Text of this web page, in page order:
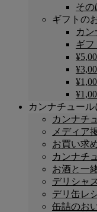
その
ギフトの
カン
ギフ
カンナチュール
カンナチ
メディア
お買い求
カンナチ
お酒と一
デリシャ
デリ缶レ
缶詰のお